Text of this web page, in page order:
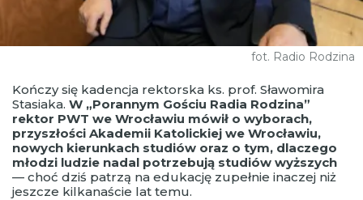
fot. Radio Rodzina
Kończy się kadencja rektorska ks. prof. Sławomira
Stasiaka. W „Porannym Gościu Radia Rodzina”
rektor PWT we Wrocławiu mówił o wyborach,
przyszłości Akademii Katolickiej we Wrocławiu,
nowych kierunkach studiów oraz o tym, dlaczego
młodzi ludzie nadal potrzebują studiów wyższych
— choć dziś patrzą na edukację zupełnie inaczej niż
jeszcze kilkanaście lat temu.